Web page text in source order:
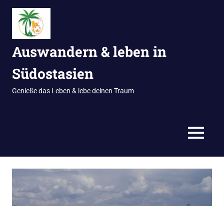
Zum
Inhalt
springen
Auswandern & leben in
Südostasien
Genieße das Leben & lebe deinen Traum
MENÜ